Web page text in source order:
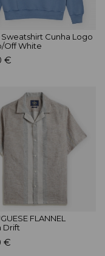
Sweatshirt Cunha Logo
Off White
€
FLANNEL
Drift
€